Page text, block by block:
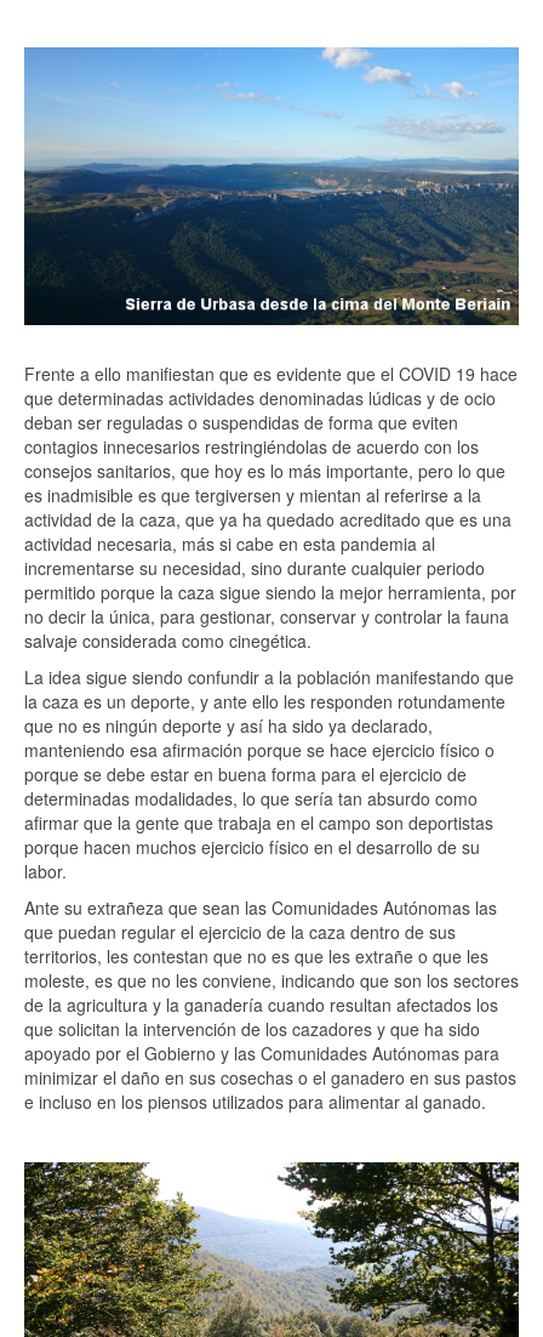
Frente a ello manifiestan que es evidente que el COVID 19 hace
que determinadas actividades denominadas lúdicas y de ocio
deban ser reguladas o suspendidas de forma que eviten
contagios innecesarios restringiéndolas de acuerdo con los
consejos sanitarios, que hoy es lo más importante, pero lo que
es inadmisible es que tergiversen y mientan al referirse a la
actividad de la caza, que ya ha quedado acreditado que es una
actividad necesaria, más si cabe en esta pandemia al
incrementarse su necesidad, sino durante cualquier periodo
permitido porque la caza sigue siendo la mejor herramienta, por
no decir la única, para gestionar, conservar y controlar la fauna
salvaje considerada como cinegética.
La idea sigue siendo confundir a la población manifestando que
la caza es un deporte, y ante ello les responden rotundamente
que no es ningún deporte y así ha sido ya declarado,
manteniendo esa afirmación porque se hace ejercicio físico o
porque se debe estar en buena forma para el ejercicio de
determinadas modalidades, lo que sería tan absurdo como
afirmar que la gente que trabaja en el campo son deportistas
porque hacen muchos ejercicio físico en el desarrollo de su
labor.
Ante su extrañeza que sean las Comunidades Autónomas las
que puedan regular el ejercicio de la caza dentro de sus
territorios, les contestan que no es que les extrañe o que les
moleste, es que no les conviene, indicando que son los sectores
de la agricultura y la ganadería cuando resultan afectados los
que solicitan la intervención de los cazadores y que ha sido
apoyado por el Gobierno y las Comunidades Autónomas para
minimizar el daño en sus cosechas o el ganadero en sus pastos
e incluso en los piensos utilizados para alimentar al ganado.